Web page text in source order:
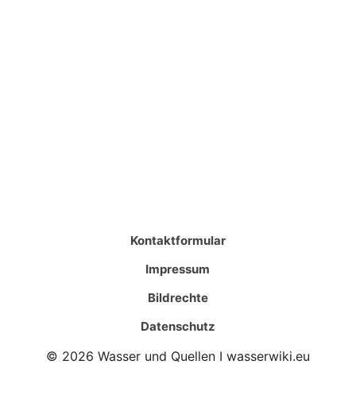
Kontaktformular
Impressum
Bildrechte
Datenschutz
© 2026 Wasser und Quellen I wasserwiki.eu